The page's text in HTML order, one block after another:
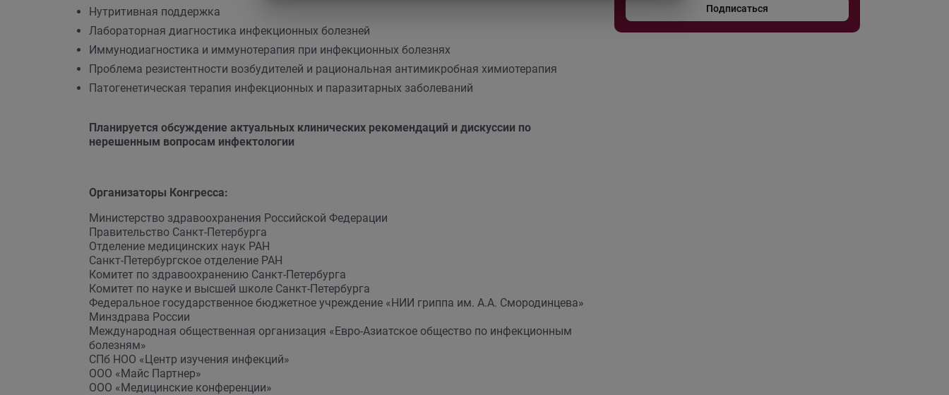
Нутритивная поддержка
Лабораторная диагностика инфекционных болезней
Иммунодиагностика и иммунотерапия при инфекционных болезнях
Проблема резистентности возбудителей и рациональная антимикробная химиотерапия
Патогенетическая терапия инфекционных и паразитарных заболеваний
Планируется обсуждение актуальных клинических рекомендаций и дискуссии по
нерешенным вопросам инфектологии
Организаторы Конгресса:
Министерство здравоохранения Российской Федерации
Правительство Санкт-Петербурга
Отделение медицинских наук РАН
Санкт-Петербургское отделение РАН
Комитет по здравоохранению Санкт-Петербурга
Комитет по науке и высшей школе Санкт-Петербурга
Федеральное государственное бюджетное учреждение «НИИ гриппа им. А.А. Смородинцева»
Минздрава России
Международная общественная организация «Евро-Азиатское общество по инфекционным
болезням»
СПб НОО «Центр изучения инфекций»
ООО «Майс Партнер»
ООО «Медицинские конференции»
Подписаться